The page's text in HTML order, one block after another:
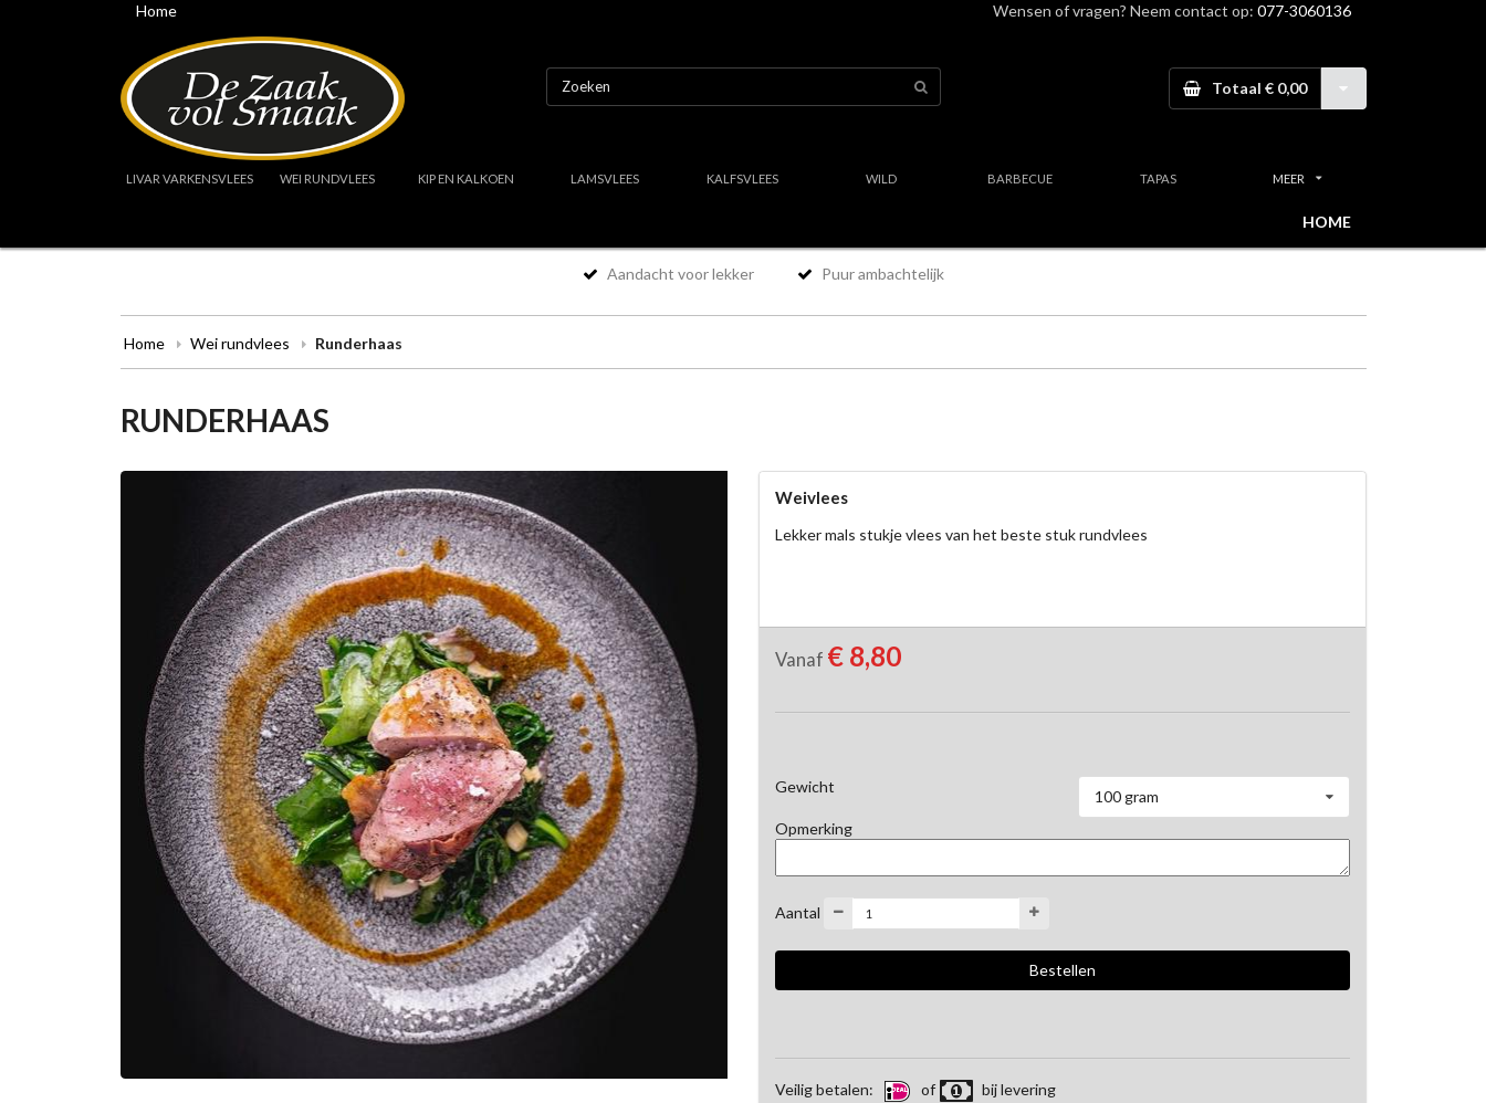
Home Wensen of vragen? Neem contact op: 077-3060136
Totaal € 0,00
LIVAR VARKENSVLEES WEI RUNDVLEES KIP EN KALKOEN LAMSVLEES KALFSVLEES WILD BARBECUE TAPAS MEER
HOME
Aandacht voor lekker Puur ambachtelijk
Home Wei rundvlees Runderhaas
RUNDERHAAS
Weivlees
Lekker mals stukje vlees van het beste stuk rundvlees
Vanaf € 8,80
Gewicht
100 gram
Opmerking
Aantal
Veilig betalen: of bij levering